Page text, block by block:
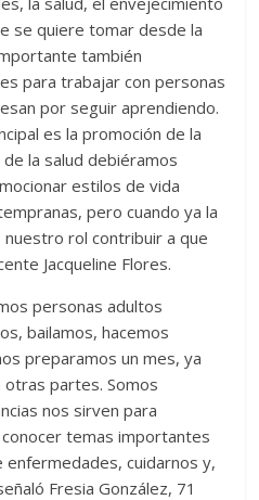
se quiere tomar desde la
también
para trabajar con personas
por seguir aprendiendo.
es la promoción de la
la salud debiéramos
estilos de vida
pero cuando ya la
rol contribuir a que
Jacqueline Flores.
personas adultos
bailamos, hacemos
preparamos un mes, ya
partes. Somos
nos sirven para
temas importantes
enfermedades, cuidarnos y,
Fresia González, 71